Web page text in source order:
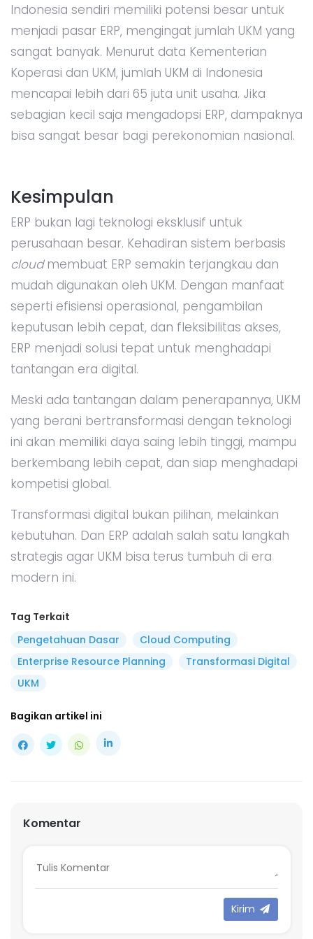
Indonesia sendiri memiliki potensi besar untuk
menjadi pasar ERP, mengingat jumlah UKM yang
sangat banyak. Menurut data Kementerian
Koperasi dan UKM, jumlah UKM di Indonesia
mencapai lebih dari 65 juta unit usaha. Jika
sebagian kecil saja mengadopsi ERP, dampaknya
bisa sangat besar bagi perekonomian nasional.
Kesimpulan
ERP bukan lagi teknologi eksklusif untuk
perusahaan besar. Kehadiran sistem berbasis
cloudmembuat ERP semakin terjangkau dan
mudah digunakan oleh UKM. Dengan manfaat
seperti efisiensi operasional, pengambilan
keputusan lebih cepat, dan fleksibilitas akses,
ERP menjadi solusi tepat untuk menghadapi
tantangan era digital.
Meski ada tantangan dalam penerapannya, UKM
yang berani bertransformasi dengan teknologi
ini akan memiliki daya saing lebih tinggi, mampu
berkembang lebih cepat, dan siap menghadapi
kompetisi global.
Transformasi digital bukan pilihan, melainkan
kebutuhan. Dan ERP adalah salah satu langkah
strategis agar UKM bisa terus tumbuh di era
modern ini.
Tag Terkait
Pengetahuan Dasar
Cloud Computing
Enterprise Resource Planning
Transformasi Digital
UKM
Bagikan artikel ini
Komentar
Kirim